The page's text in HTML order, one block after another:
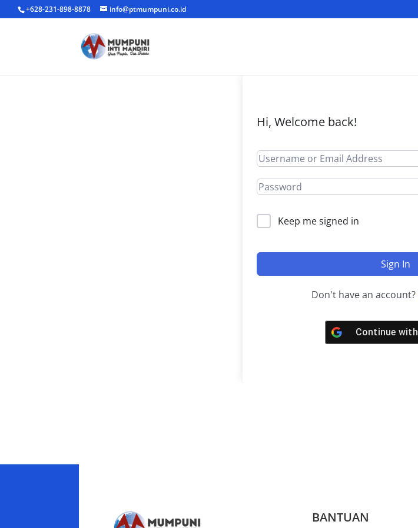
+628-231-898-8878 info@ptmumpuni.co.id
Hi, Welcome back!
Keep me signed in
Sign In
Don't have an account?
Continue with
BANTUAN